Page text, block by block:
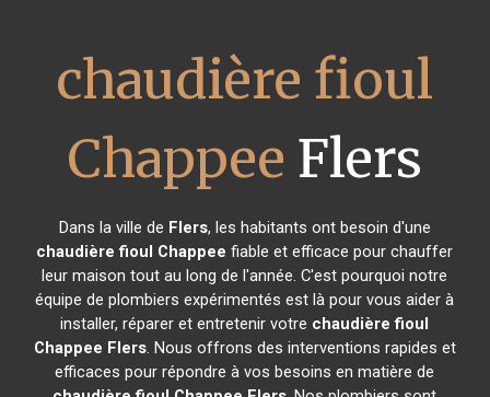
chaudière fioul
Chappee Flers
Dans la ville de Flers, les habitants ont besoin d'une
chaudière fioul Chappee fiable et efficace pour chauffer
leur maison tout au long de l'année. C'est pourquoi notre
équipe de plombiers expérimentés est là pour vous aider à
installer, réparer et entretenir votre chaudière fioul
Chappee Flers. Nous offrons des interventions rapides et
efficaces pour répondre à vos besoins en matière de